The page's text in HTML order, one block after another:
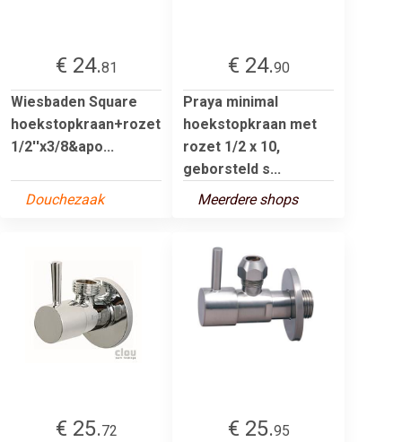
€ 24.81
Wiesbaden Square
hoekstopkraan+rozet
1/2''x3/8&apo...
Douchezaak
€ 24.90
Praya minimal
hoekstopkraan met
rozet 1/2 x 10,
geborsteld s...
Meerdere shops
€ 25.72
€ 25.95